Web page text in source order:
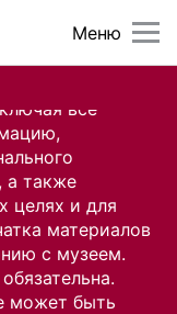
все
а также
целях и для
материалов
с музеем.
может быть
Меню